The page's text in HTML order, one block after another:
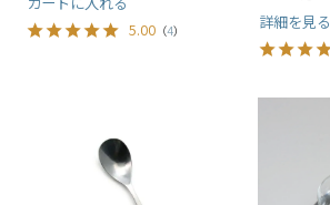
5.00 （4） 詳細を見る